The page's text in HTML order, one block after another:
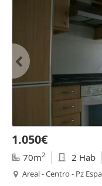
1.050€
70m2 2 Hab
Areal - Centro - Pz